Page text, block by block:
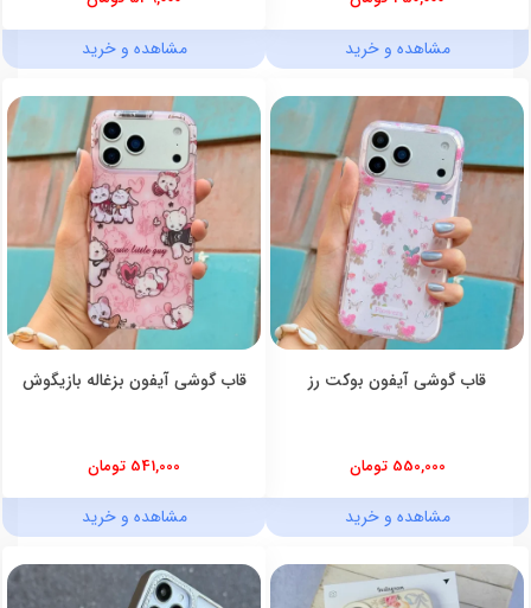
مشاهده و خرید مشاهده و خرید
قاب گوشی آیفون بوکت رز
550,000 تومان
مشاهده و خرید
قاب گوشی آیفون بزغاله بازیگوش
541,000 تومان
مشاهده و خرید